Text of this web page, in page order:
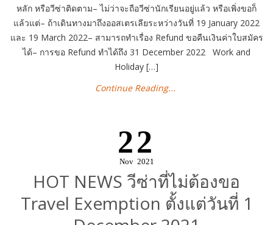
หลัก หรือวีซ่าติดตาม– ไม่ว่าจะถือวีซ่านักเรียนอยู่แล้ว หรือเพิ่งขอก็
แล้วแต่– ถ้าเดินทางมาถึงออสเตรเลียระหว่างวันที่ 19 January 2022
และ 19 March 2022– สามารถทำเรื่อง Refund ขอคืนเงินค่าใบสมัคร
ได้– การขอ Refund ทำได้ถึง 31 December 2022 Work and
Holiday […]
Continue Reading...
22
Nov 2021
HOT NEWS วีซ่าที่ไม่ต้องขอ
Travel Exemption ตั้งแต่วันที่ 1